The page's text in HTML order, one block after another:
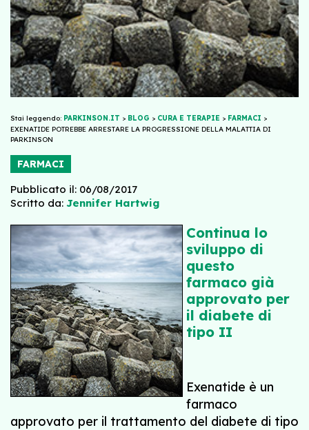
Stai leggendo: PARKINSON.IT > BLOG > CURA E TERAPIE > FARMACI >
EXENATIDE POTREBBE ARRESTARE LA PROGRESSIONE DELLA MALATTIA DI
PARKINSON
FARMACI
Pubblicato il: 06/08/2017
Scritto da: Jennifer Hartwig
Continua lo
sviluppo di
questo
farmaco già
approvato per
il diabete di
tipo II
Exenatide è un
farmaco
approvato per il trattamento del diabete di tipo